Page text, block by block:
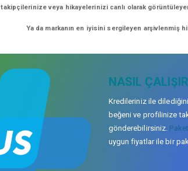
takipçilerinize veya hikayelerinizi canlı olarak
Ya da markanın en iyisini sergileyen arşivlenmiş
NASIL ÇALIŞIR
Kredileriniz ile
beğeni ve profilinize
gönderebilirsiniz.
uygun fiyatlar ile bir